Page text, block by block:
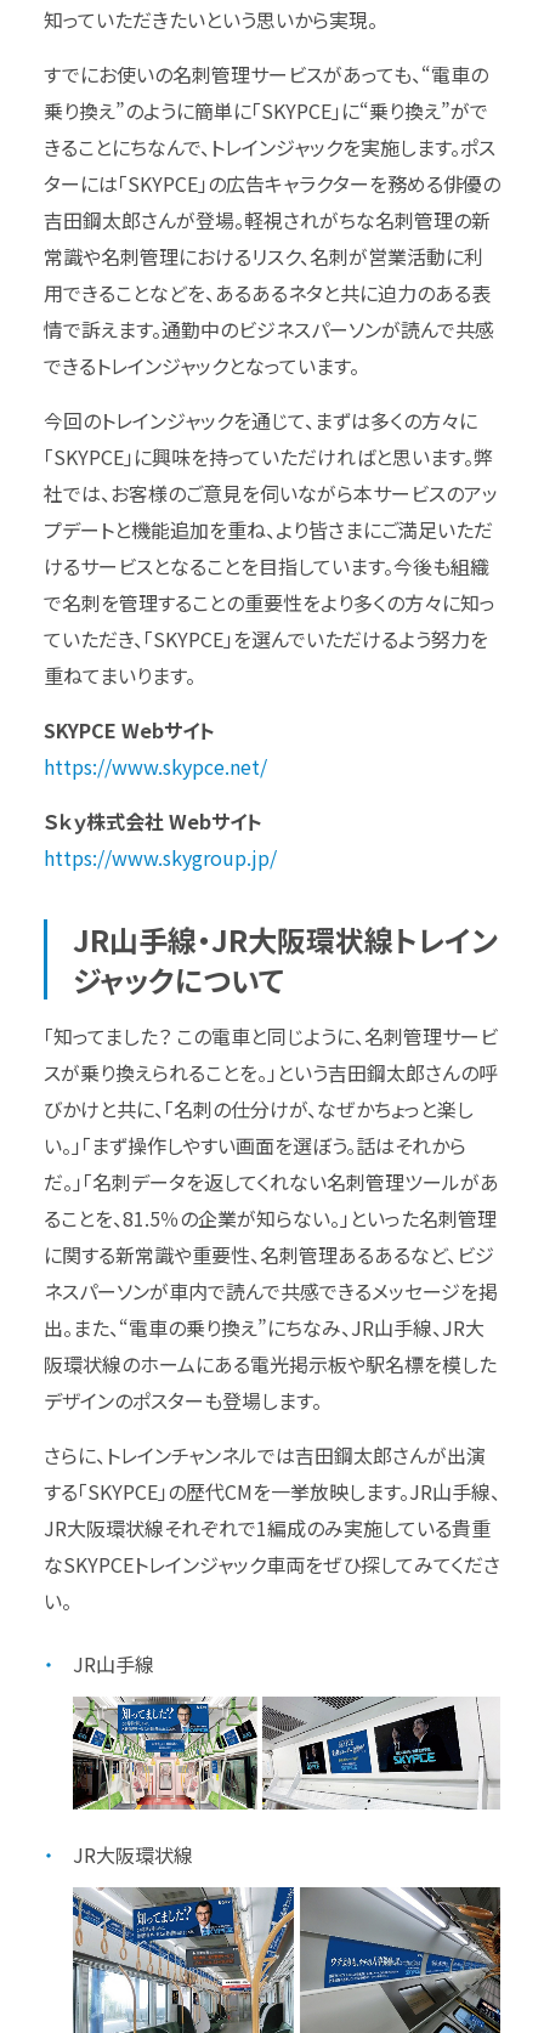
知っていただきたいという思いから実現。
すでにお使いの名刺管理サービスがあっても、“電車の
乗り換え”のように簡単に「SKYPCE」に“乗り換え”がで
きることにちなんで、トレインジャックを実施します。ポス
ターには「SKYPCE」の広告キャラクターを務める俳優の
吉田鋼太郎さんが登場。軽視されがちな名刺管理の新
常識や名刺管理におけるリスク、名刺が営業活動に利
用できることなどを、あるあるネタと共に迫力のある表
情で訴えます。通勤中のビジネスパーソンが読んで共感
できるトレインジャックとなっています。
今回のトレインジャックを通じて、まずは多くの方々に
「SKYPCE」に興味を持っていただければと思います。弊
社では、お客様のご意見を伺いながら本サービスのアッ
プデートと機能追加を重ね、より皆さまにご満足いただ
けるサービスとなることを目指しています。今後も組織
で名刺を管理することの重要性をより多くの方々に知っ
ていただき、「SKYPCE」を選んでいただけるよう努力を
重ねてまいります。
SKYPCE Webサイト
https://www.skypce.net/
Ｓｋｙ株式会社 Webサイト
https://www.skygroup.jp/
JR山手線・JR大阪環状線トレイン
ジャックについて
「知ってました？ この電車と同じように、名刺管理サービ
スが乗り換えられることを。」という吉田鋼太郎さんの呼
びかけと共に、「名刺の仕分けが、なぜかちょっと楽し
い。」「まず操作しやすい画面を選ぼう。話はそれから
だ。」「名刺データを返してくれない名刺管理ツールがあ
ることを、81.5％の企業が知らない。」といった名刺管理
に関する新常識や重要性、名刺管理あるあるなど、ビジ
ネスパーソンが車内で読んで共感できるメッセージを掲
出。また、“電車の乗り換え”にちなみ、JR山手線、JR大
阪環状線のホームにある電光掲示板や駅名標を模した
デザインのポスターも登場します。
さらに、トレインチャンネルでは吉田鋼太郎さんが出演
する「SKYPCE」の歴代CMを一挙放映します。JR山手線、
JR大阪環状線それぞれで1編成のみ実施している貴重
なSKYPCEトレインジャック車両をぜひ探してみてくださ
い。
JR山手線
JR大阪環状線